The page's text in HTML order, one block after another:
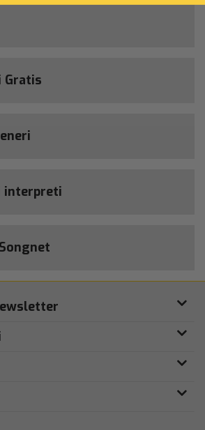
Gratis